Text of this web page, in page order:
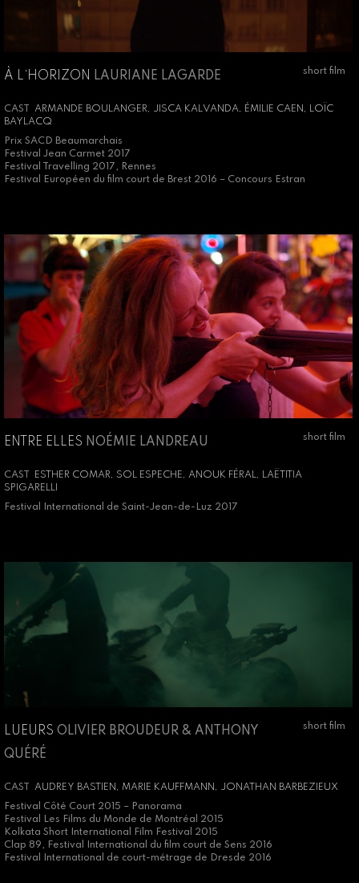
À L‘HORIZON LAURIANE LAGARDE short film
CAST
ARMANDE BOULANGER, JISCA KALVANDA, ÉMILIE CAEN, LOÏC
BAYLACQ
Prix SACD Beaumarchais
Festival Jean Carmet 2017
Festival Travelling 2017, Rennes
Festival Européen du film court de Brest 2016 – Concours Estran
ENTRE ELLES NOÉMIE LANDREAU short film
CAST
ESTHER COMAR, SOL ESPECHE, ANOUK FÉRAL, LAËTITIA
SPIGARELLI
Festival International de Saint-Jean-de-Luz 2017
LUEURS OLIVIER BROUDEUR & ANTHONY
QUÉRÉ
short film
CAST
AUDREY BASTIEN, MARIE KAUFFMANN, JONATHAN BARBEZIEUX
Festival Côté Court 2015 – Panorama
Festival Les Films du Monde de Montréal 2015
Kolkata Short International Film Festival 2015
Clap 89, Festival International du film court de Sens 2016
Festival International de court-métrage de Dresde 2016